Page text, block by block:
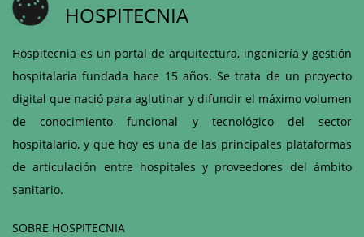
HOSPITECNIA
Hospitecnia es un portal de arquitectura, ingeniería y gestión
hospitalaria fundada hace 15 años. Se trata de un proyecto
digital que nació para aglutinar y difundir el máximo volumen
de conocimiento funcional y tecnológico del sector
hospitalario, y que hoy es una de las principales plataformas
de articulación entre hospitales y proveedores del ámbito
sanitario.
SOBRE HOSPITECNIA